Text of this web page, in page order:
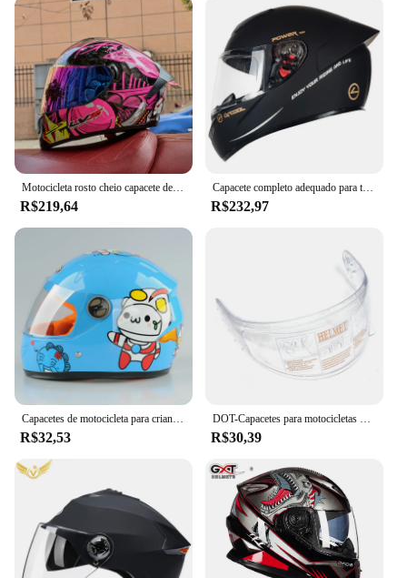
R$219,64
Capacete completo adequado para todas as estações, Capacete de segurança para motocicletas elétricas, National Standard 3CDOT
R$232,97
Capacetes de motocicleta para crianças, guarda-sol, proteção solar, Crash, adorável, menino, menina, garoto, scooter, inverno, novo, 42-52cm
R$32,53
DOT-Capacetes para motocicletas para homens e mulheres, podem ser equipados com Bluetooth, seguro no inverno, quatro estações
R$30,39